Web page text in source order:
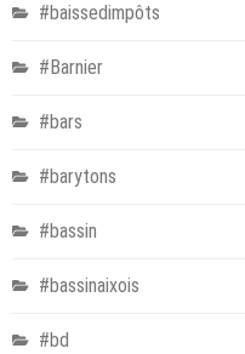
#baissedimpôts
#Barnier
#bars
#barytons
#bassin
#bassinaixois
#bd